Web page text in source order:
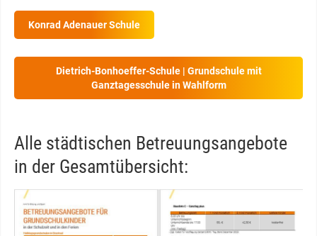
Konrad Adenauer Schule
Dietrich-Bonhoeffer-Schule | Grundschule mit
Ganztagesschule in Wahlform
Alle städtischen Betreuungsangebote
in der Gesamtübersicht: